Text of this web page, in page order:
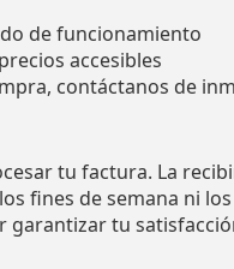
de funcionamiento
accesibles
contáctanos de
tu factura. La
fines de semana ni
garantizar tu